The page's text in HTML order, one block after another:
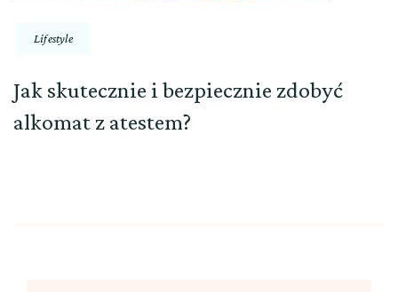
Lifestyle
Jak skutecznie i bezpiecznie zdobyć
alkomat z atestem?